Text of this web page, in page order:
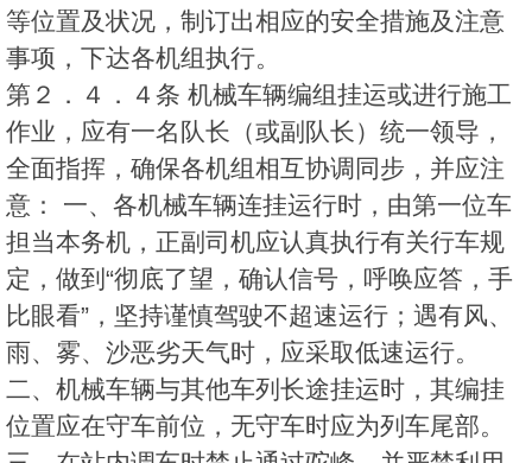
等位置及状况，制订出相应的安全措施及注意
事项，下达各机组执行。
第２．４．４条 机械车辆编组挂运或进行施工
作业，应有一名队长（或副队长）统一领导，
全面指挥，确保各机组相互协调同步，并应注
意： 一、各机械车辆连挂运行时，由第一位车
担当本务机，正副司机应认真执行有关行车规
定，做到“彻底了望，确认信号，呼唤应答，手
比眼看”，坚持谨慎驾驶不超速运行；遇有风、
雨、雾、沙恶劣天气时，应采取低速运行。
二、机械车辆与其他车列长途挂运时，其编挂
位置应在守车前位，无守车时应为列车尾部。